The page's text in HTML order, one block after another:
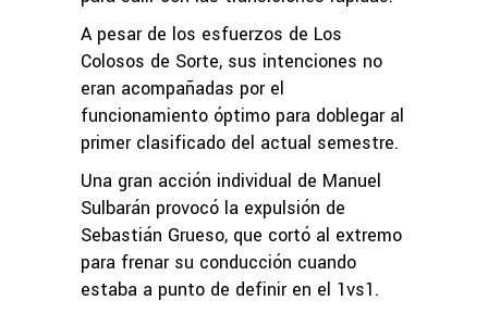
A pesar de los esfuerzos de Los
Colosos de Sorte, sus intenciones no
eran acompañadas por el
funcionamiento óptimo para doblegar al
primer clasificado del actual semestre.
Una gran acción individual de Manuel
Sulbarán provocó la expulsión de
Sebastián Grueso, que cortó al extremo
para frenar su conducción cuando
estaba a punto de definir en el 1vs1.